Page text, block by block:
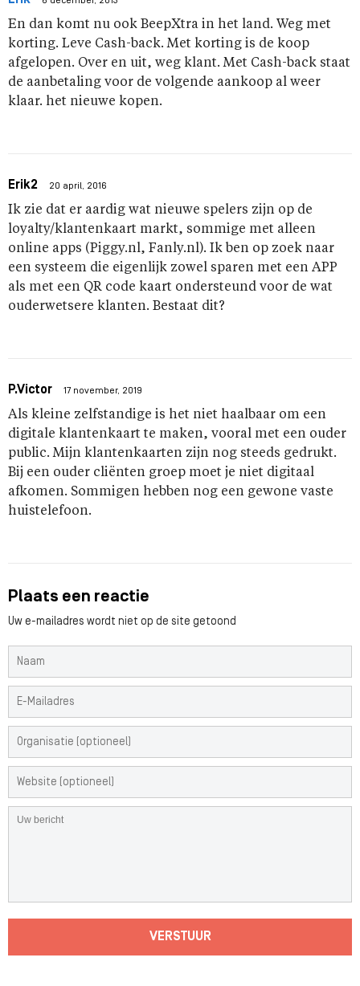
En dan komt nu ook BeepXtra in het land. Weg met
korting. Leve Cash-back. Met korting is de koop
afgelopen. Over en uit, weg klant. Met Cash-back staat
de aanbetaling voor de volgende aankoop al weer
klaar. het nieuwe kopen.
Erik2 20 april, 2016
Ik zie dat er aardig wat nieuwe spelers zijn op de
loyalty/klantenkaart markt, sommige met alleen
online apps (Piggy.nl, Fanly.nl). Ik ben op zoek naar
een systeem die eigenlijk zowel sparen met een APP
als met een QR code kaart ondersteund voor de wat
ouderwetsere klanten. Bestaat dit?
P.Victor 17 november, 2019
Als kleine zelfstandige is het niet haalbaar om een
digitale klantenkaart te maken, vooral met een ouder
public. Mijn klantenkaarten zijn nog steeds gedrukt.
Bij een ouder cliënten groep moet je niet digitaal
afkomen. Sommigen hebben nog een gewone vaste
huistelefoon.
Plaats een reactie
Uw e-mailadres wordt niet op de site getoond
VERSTUUR